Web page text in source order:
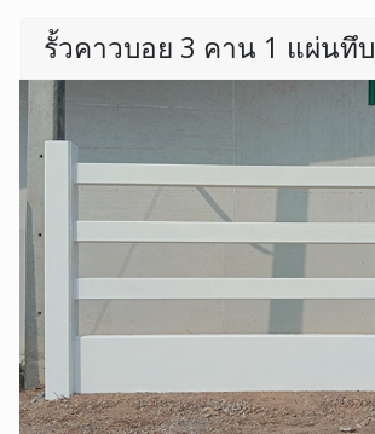
รั้วคาวบอย 3 คาน 1 แผ่นทึบ